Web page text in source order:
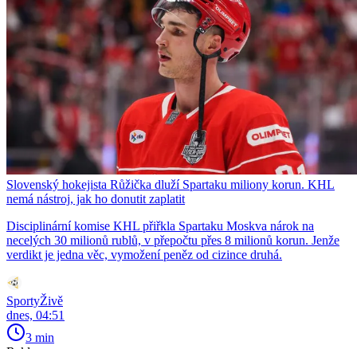
Slovenský hokejista Růžička dluží Spartaku miliony korun. KHL
nemá nástroj, jak ho donutit zaplatit
Disciplinární komise KHL přiřkla Spartaku Moskva nárok na
necelých 30 milionů rublů, v přepočtu přes 8 milionů korun. Jenže
verdikt je jedna věc, vymožení peněz od cizince druhá.
SportyŽivě
dnes, 04:51
3 min